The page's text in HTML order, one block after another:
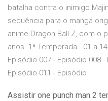
batalha contra o inimigo
sequência para o mangá
anime Dragon Ball Z, com o
anos. 1ª Temporada - 01 a
Episódio 007 - Episódio 008
Episódio 011 - Episódio
Assistir one punch man 2